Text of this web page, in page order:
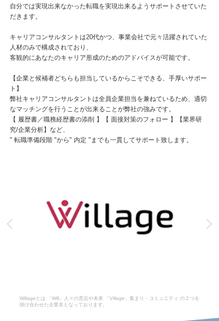
自分では実現出来なかった転職を実現出来るようサポートさせていた
だきます。
キャリアコンサルタントは20代かつ、事業会社で元々活躍されていた
人材のみで構成されており、
客観的にあなたのキャリア形成のためのアドバイスが可能です。
【企業と候補者どちらも担当しているからこそできる、手厚いサポー
ト】
弊社キャリアコンサルタントは全員企業担当を兼ねているため、適切
なマッチングを行うことが出来ることが弊社の強みです。
【 履歴書／職務経歴書の添削 】【 面接対策のフォロー 】【業界研
究/企業分析】など、
" 転職準備段階 "から" 内定 "までも一貫してサポート致します。
Willageとは 「Will」人々の意志や未来 「Village」集まり・コミュニティ の２つを
掛け合わせた企業名となっております。